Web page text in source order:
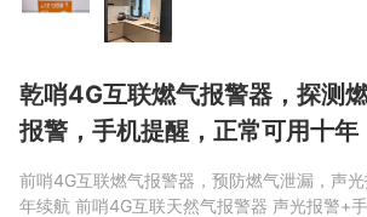
乾哨4G互联燃气报警器，探测
报警，手机提醒，正常可用十年
前哨4G互联燃气报警器，预防燃气泄漏，声
年续航 前哨4G互联天然气报警器 声光报警+